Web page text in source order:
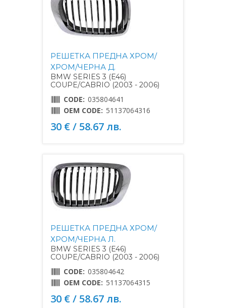
РЕШЕТКА ПРЕДНА ХРОМ/
ХРОМ/ЧЕРНА Д.
BMW SERIES 3 (E46)
COUPE/CABRIO (2003 - 2006)
CODE: 035804641
OEM CODE: 51137064316
30 € / 58.67 лв.
РЕШЕТКА ПРЕДНА ХРОМ/
ХРОМ/ЧЕРНА Л.
BMW SERIES 3 (E46)
COUPE/CABRIO (2003 - 2006)
CODE: 035804642
OEM CODE: 51137064315
30 € / 58.67 лв.